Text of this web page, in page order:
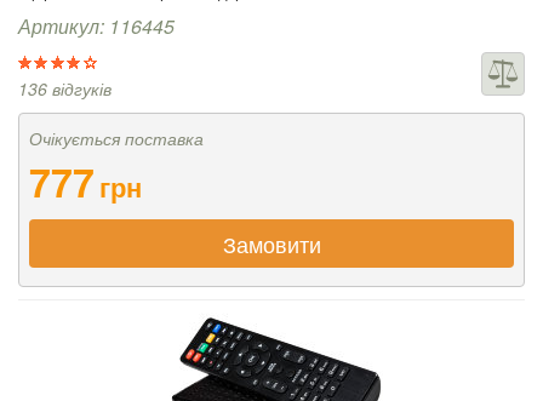
Артикул: 116445
136 відгуків
Очікується поставка
777грн
Замовити